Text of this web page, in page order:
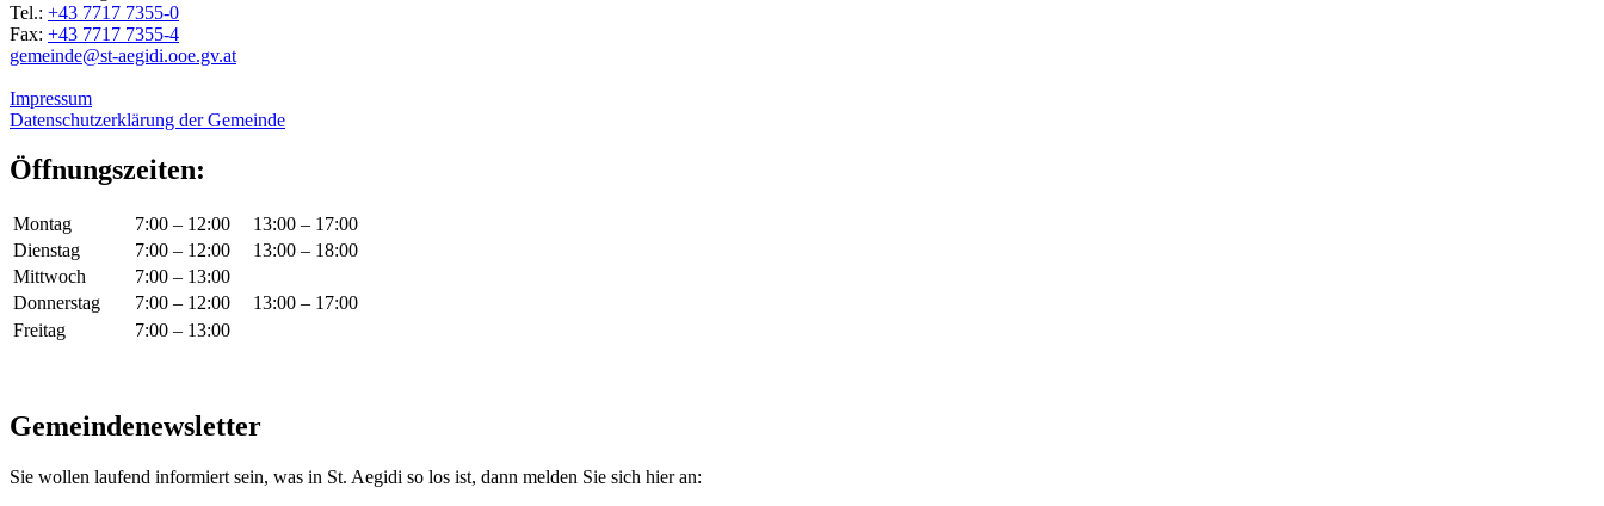
Tel.: +43 7717 7355-0
Fax: +43 7717 7355-4
gemeinde@st-aegidi.ooe.gv.at
Impressum
Datenschutzerklärung der Gemeinde
Öffnungszeiten:
Montag 7:00 – 12:00
13:00 – 17:00
Dienstag
7:00 – 12:00
13:00 – 18:00
Mittwoch
7:00 – 13:00
Donnerstag
7:00 – 12:00
13:00 – 17:00
Freitag
7:00 – 13:00
Gemeindenewsletter
Sie wollen laufend informiert sein, was in St. Aegidi so los ist, dann melden Sie sich hier an: